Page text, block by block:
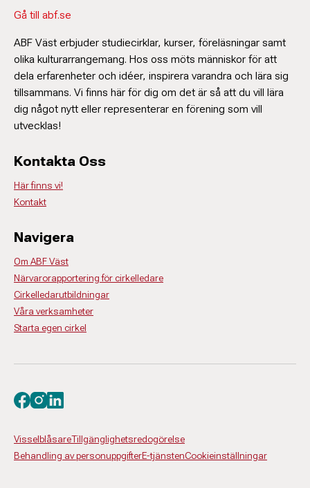
Gå till abf.se
ABF Väst erbjuder studiecirklar, kurser, föreläsningar samt
olika kulturarrangemang. Hos oss möts människor för att
dela erfarenheter och idéer, inspirera varandra och lära sig
tillsammans. Vi finns här för dig om det är så att du vill lära
dig något nytt eller representerar en förening som vill
utvecklas!
Kontakta Oss
Här finns vi!
Kontakt
Navigera
Om ABF Väst
Närvarorapportering för cirkelledare
Cirkelledarutbildningar
Våra verksamheter
Starta egen cirkel
VisselblåsareTillgänglighetsredogörelse
Behandling av personuppgifterE-tjänstenCookieinställningar
Besök oss på facebook
Besök oss på instagram
Besök oss på linkedin